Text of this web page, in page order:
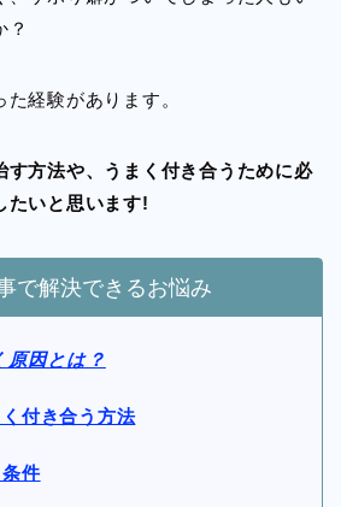
？
経験があります。
す方法や、うまく付き合うために必
たいと思います!
で解決できるお悩み
因とは？
付き合う方法
件